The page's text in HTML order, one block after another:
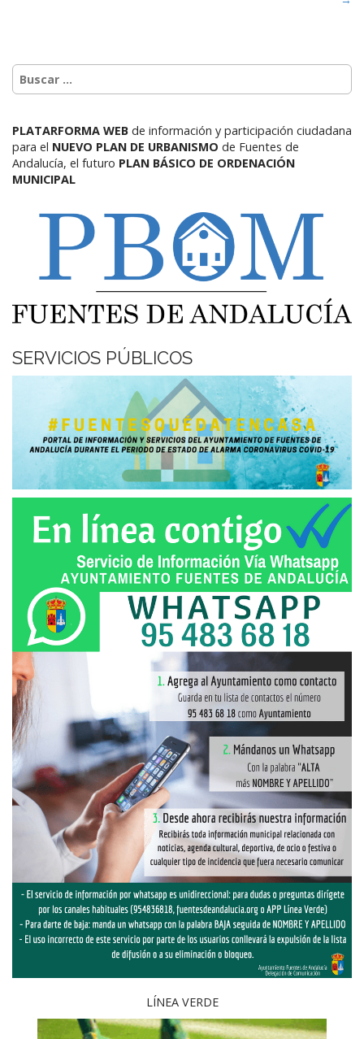
PLATARFORMA WEB de información y participación ciudadana
para el NUEVO PLAN DE URBANISMO de Fuentes de
Andalucía, el futuro PLAN BÁSICO DE ORDENACIÓN
MUNICIPAL
SERVICIOS PÚBLICOS
LÍNEA VERDE